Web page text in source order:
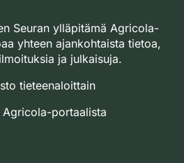
Seuran ylläpitämä Agricola-
yhteen ajankohtaista tietoa,
ja julkaisuja.
tieteenaloittain
Agricola-portaalista